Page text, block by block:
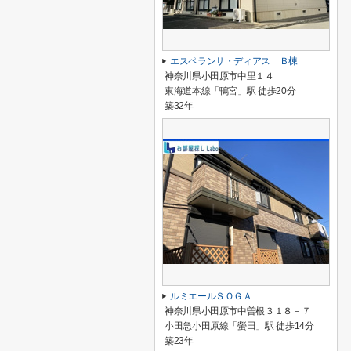
エスペランサ・ディアス Ｂ棟
神奈川県小田原市中里１４
東海道本線「鴨宮」駅 徒歩20分
築32年
ルミエールＳＯＧＡ
神奈川県小田原市中曽根３１８－７
小田急小田原線「螢田」駅 徒歩14分
築23年